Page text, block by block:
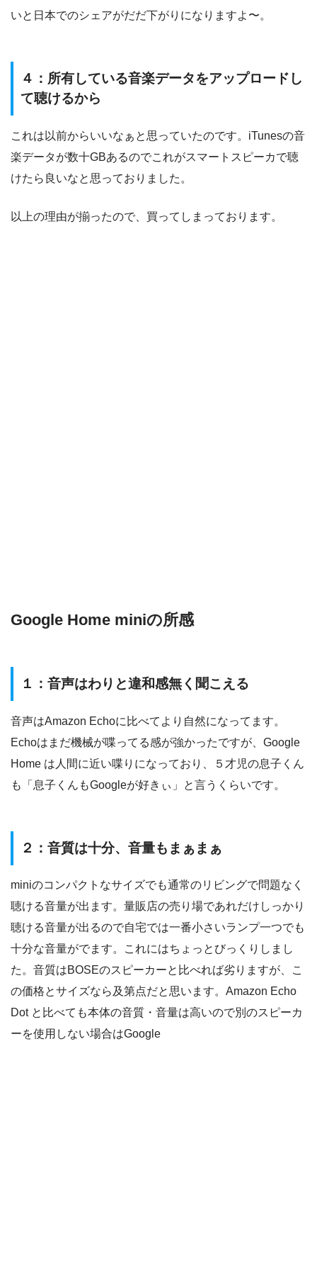
いと日本でのシェアがだだ下がりになりますよ〜。
４：所有している音楽データをアップロードし
て聴けるから
これは以前からいいなぁと思っていたのです。iTunesの音
楽データが数十GBあるのでこれがスマートスピーカで聴
けたら良いなと思っておりました。
以上の理由が揃ったので、買ってしまっております。
Google Home miniの所感
１：音声はわりと違和感無く聞こえる
音声はAmazon Echoに比べてより自然になってます。
Echoはまだ機械が喋ってる感が強かったですが、Google
Home は人間に近い喋りになっており、５才児の息子くん
も「息子くんもGoogleが好きぃ」と言うくらいです。
２：音質は十分、音量もまぁまぁ
miniのコンパクトなサイズでも通常のリビングで問題なく
聴ける音量が出ます。量販店の売り場であれだけしっかり
聴ける音量が出るので自宅では一番小さいランプ一つでも
十分な音量がでます。これにはちょっとびっくりしまし
た。音質はBOSEのスピーカーと比べれば劣りますが、こ
の価格とサイズなら及第点だと思います。Amazon Echo
Dot と比べても本体の音質・音量は高いので別のスピーカ
ーを使用しない場合はGoogle